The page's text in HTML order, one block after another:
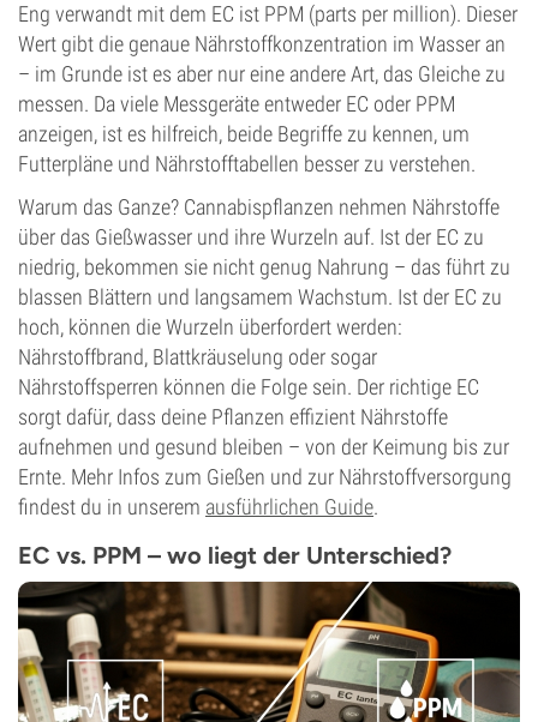
Eng verwandt mit dem EC ist PPM (parts per million). Dieser
Wert gibt die genaue Nährstoffkonzentration im Wasser an
– im Grunde ist es aber nur eine andere Art, das Gleiche zu
messen. Da viele Messgeräte entweder EC oder PPM
anzeigen, ist es hilfreich, beide Begriffe zu kennen, um
Futterpläne und Nährstofftabellen besser zu verstehen.
Warum das Ganze? Cannabispflanzen nehmen Nährstoffe
über das Gießwasser und ihre Wurzeln auf. Ist der EC zu
niedrig, bekommen sie nicht genug Nahrung – das führt zu
blassen Blättern und langsamem Wachstum. Ist der EC zu
hoch, können die Wurzeln überfordert werden:
Nährstoffbrand, Blattkräuselung oder sogar
Nährstoffsperren können die Folge sein. Der richtige EC
sorgt dafür, dass deine Pflanzen effizient Nährstoffe
aufnehmen und gesund bleiben – von der Keimung bis zur
Ernte. Mehr Infos zum Gießen und zur Nährstoffversorgung
findest du in unserem ausführlichen Guide.
EC vs. PPM – wo liegt der Unterschied?